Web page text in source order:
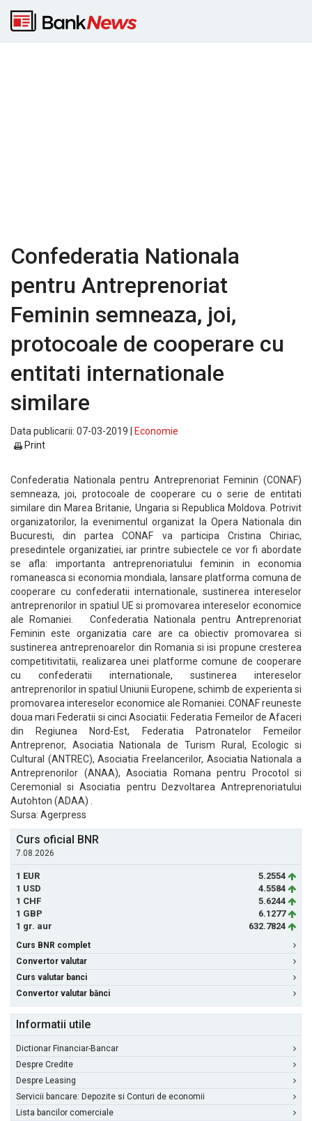
Confederatia Nationala
pentru Antreprenoriat
Feminin semneaza, joi,
protocoale de cooperare cu
entitati internationale
similare
Data publicarii: 07-03-2019 |
Economie
Print
Confederatia Nationala pentru Antreprenoriat Feminin (CONAF)
semneaza, joi, protocoale de cooperare cu o serie de entitati
similare din Marea Britanie, Ungaria si Republica Moldova. Potrivit
organizatorilor, la evenimentul organizat la Opera Nationala din
Bucuresti, din partea CONAF va participa Cristina Chiriac,
presedintele organizatiei, iar printre subiectele ce vor fi abordate
se afla: importanta antreprenoriatului feminin in economia
romaneasca si economia mondiala, lansare platforma comuna de
cooperare cu confederatii internationale, sustinerea intereselor
antreprenorilor in spatiul UE si promovarea intereselor economice
ale Romaniei. Confederatia Nationala pentru Antreprenoriat
Feminin este organizatia care are ca obiectiv promovarea si
sustinerea antreprenoarelor din Romania si isi propune cresterea
competitivitatii, realizarea unei platforme comune de cooperare
cu confederatii internationale, sustinerea intereselor
antreprenorilor in spatiul Uniunii Europene, schimb de experienta si
promovarea intereselor economice ale Romaniei. CONAF reuneste
doua mari Federatii si cinci Asociatii: Federatia Femeilor de Afaceri
din Regiunea Nord-Est, Federatia Patronatelor Femeilor
Antreprenor, Asociatia Nationala de Turism Rural, Ecologic si
Cultural (ANTREC), Asociatia Freelancerilor, Asociatia Nationala a
Antreprenorilor (ANAA), Asociatia Romana pentru Procotol si
Ceremonial si Asociatia pentru Dezvoltarea Antreprenoriatului
Autohton (ADAA) .
Sursa: Agerpress
Curs oficial BNR
7.08.2026
1 EUR
5.2554
1 USD
4.5584
1 CHF
5.6244
1 GBP
6.1277
1 gr. aur
632.7824
Curs BNR complet
Convertor valutar
Curs valutar banci
Convertor valutar bănci
Informatii utile
Dictionar Financiar-Bancar
Despre Credite
Despre Leasing
Servicii bancare: Depozite si Conturi de economii
Lista bancilor comerciale